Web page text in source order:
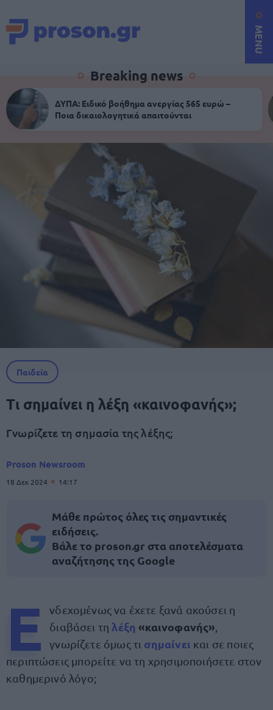
MENU
Breaking news
ΔΥΠΑ: Ειδικό βοήθημα ανεργίας 565 ευρώ –
Ποια δικαιολογητικά απαιτούνται
Παιδεία
Τι σημαίνει η λέξη «καινοφανής»;
Γνωρίζετε τη σημασία της λέξης;
Proson Newsroom
18 Δεκ 2024 14:17
Μάθε πρώτος όλες τις σημαντικές
ειδήσεις.
Βάλε το proson.gr στα αποτελέσματα
αναζήτησης της Google
Ε
νδεχομένως να έχετε ξανά ακούσει η
διαβάσει τη λέξη«καινοφανής»
γνωρίζετε όμως τι σημαίνει και σε ποιες
περιπτώσεις μπορείτε να τη χρησιμοποιήσετε στον
καθημερινό λόγο;